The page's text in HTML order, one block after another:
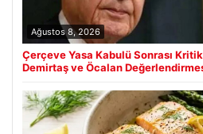
Ağustos 8, 2026
Çerçeve Yasa Kabulü Sonrası
Demirtaş ve Öcalan